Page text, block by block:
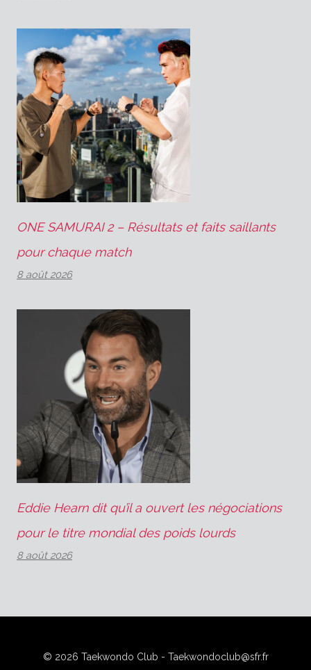
ONE SAMURAI 2 – Résultats et faits saillants
pour chaque match
8 août 2026
Eddie Hearn dit qu’il a ouvert les négociations
pour le titre mondial des poids lourds
8 août 2026
© 2026 Taekwondo Club - Taekwondoclub@sfr.fr